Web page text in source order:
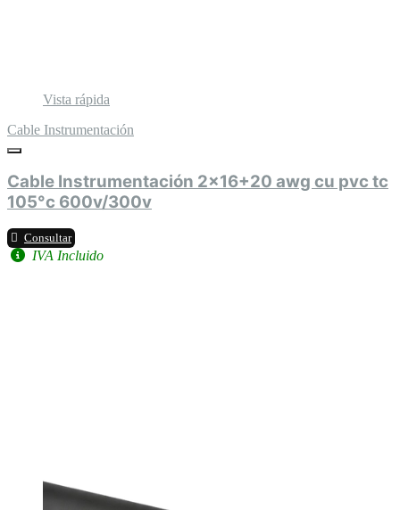
Vista rápida
Cable Instrumentación
Cable Instrumentación 2x16+20 awg cu pvc tc
105°c 600v/300v
Consultar
IVA Incluido